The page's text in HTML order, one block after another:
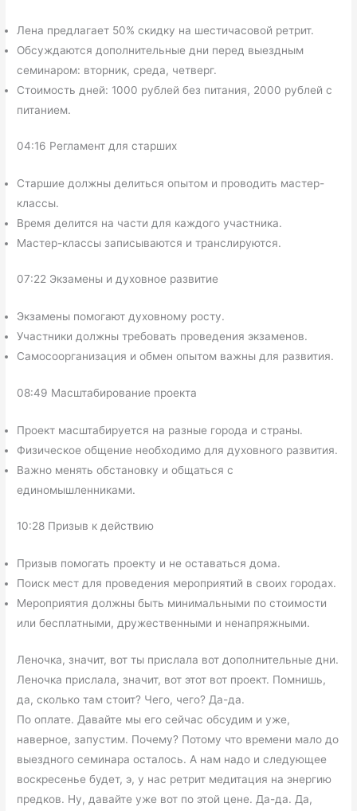
Лена предлагает 50% скидку на шестичасовой ретрит.
Обсуждаются дополнительные дни перед выездным
семинаром: вторник, среда, четверг.
Стоимость дней: 1000 рублей без питания, 2000 рублей с
питанием.
04:16 Регламент для старших
Старшие должны делиться опытом и проводить мастер-
классы.
Время делится на части для каждого участника.
Мастер-классы записываются и транслируются.
07:22 Экзамены и духовное развитие
Экзамены помогают духовному росту.
Участники должны требовать проведения экзаменов.
Самосоорганизация и обмен опытом важны для развития.
08:49 Масштабирование проекта
Проект масштабируется на разные города и страны.
Физическое общение необходимо для духовного развития.
Важно менять обстановку и общаться с
единомышленниками.
10:28 Призыв к действию
Призыв помогать проекту и не оставаться дома.
Поиск мест для проведения мероприятий в своих городах.
Мероприятия должны быть минимальными по стоимости
или бесплатными, дружественными и ненапряжными.
Леночка, значит, вот ты прислала вот дополнительные дни.
Леночка прислала, значит, вот этот вот проект. Помнишь,
да, сколько там стоит? Чего, чего? Да-да.
По оплате. Давайте мы его сейчас обсудим и уже,
наверное, запустим. Почему? Потому что времени мало до
выездного семинара осталось. А нам надо и следующее
воскресенье будет, э, у нас ретрит медитация на энергию
предков. Ну, давайте уже вот по этой цене. Да-да. Да,